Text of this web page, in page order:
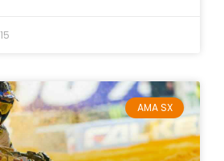
AMA SX